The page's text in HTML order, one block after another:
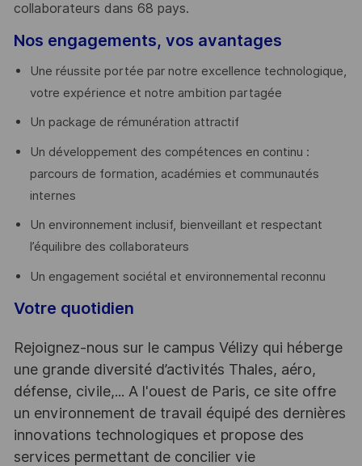
collaborateurs dans 68 pays.
Nos engagements, vos avantages
Une réussite portée par notre excellence technologique,
votre expérience et notre ambition partagée
Un package de rémunération attractif
Un développement des compétences en continu :
parcours de formation, académies et communautés
internes
Un environnement inclusif, bienveillant et respectant
l’équilibre des collaborateurs
Un engagement sociétal et environnemental reconnu
Votre quotidien
Rejoignez-nous sur le campus Vélizy qui héberge
une grande diversité d’activités Thales, aéro,
défense, civile,... A l'ouest de Paris, ce site offre
un environnement de travail équipé des dernières
innovations technologiques et propose des
services permettant de concilier vie